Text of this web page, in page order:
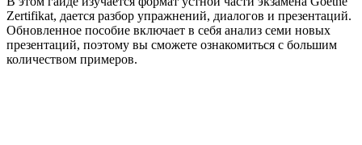
Zertifikat, дается разбор упражнений, диалогов и презентаций.
Обновленное пособие включает в себя анализ семи новых
презентаций, поэтому вы сможете ознакомиться с большим
количеством примеров.